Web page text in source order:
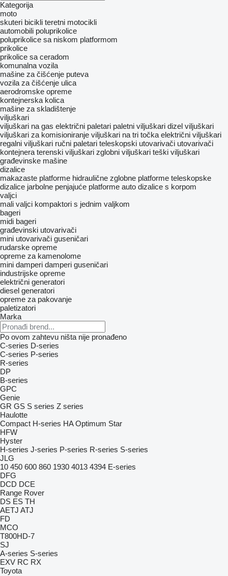
Kategorija
moto
skuteri bicikli teretni motocikli
automobili poluprikolice
poluprikolice sa niskom platformom
prikolice
prikolice sa ceradom
komunalna vozila
mašine za čišćenje puteva
vozila za čišćenje ulica
aerodromske opreme
kontejnerska kolica
mašine za skladištenje
viljuškari
viljuškari na gas električni paletari paletni viljuškari dizel viljuškari
viljuškari za komisioniranje viljuškari na tri točka električni viljuškari
regalni viljuškari ručni paletari teleskopski utovarivači utovarivači
kontejnera terenski viljuškari zglobni viljuškari teški viljuškari
građevinske mašine
dizalice
makazaste platforme hidraulične zglobne platforme teleskopske
dizalice jarbolne penjajuće platforme auto dizalice s korpom
valjci
mali valjci kompaktori s jednim valjkom
bageri
midi bageri
građevinski utovarivači
mini utovarivači guseničari
rudarske opreme
opreme za kamenolome
mini damperi damperi guseničari
industrijske opreme
električni generatori
diesel generatori
opreme za pakovanje
paletizatori
Marka
Po ovom zahtevu ništa nije pronađeno
C-series D-series
C-series P-series
R-series
DP
B-series
GPC
Genie
GR GS S series Z series
Haulotte
Compact H-series HA Optimum Star
HFW
Hyster
H-series J-series P-series R-series S-series
JLG
10 450 600 860 1930 4013 4394 E-series
DFG
DCD DCE
Range Rover
DS ES TH
AETJ ATJ
FD
MCO
T800HD-7
SJ
A-series S-series
EXV RC RX
Toyota